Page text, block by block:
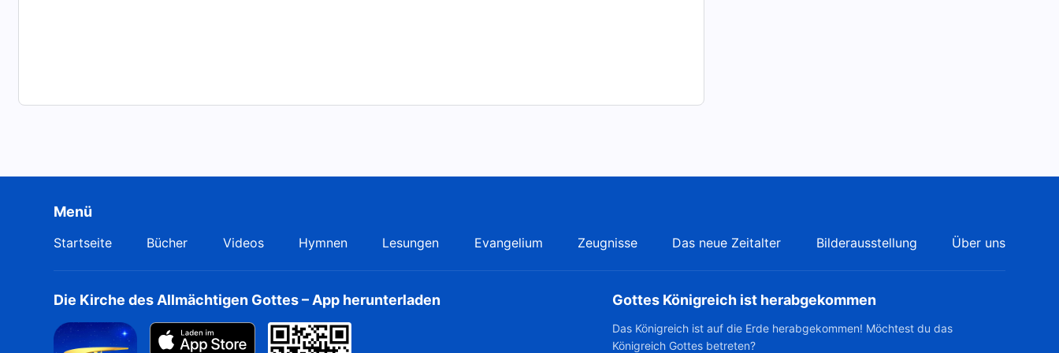
Menü
Startseite Bücher Videos Hymnen Lesungen Evangelium Zeugnisse Das neue Zeitalter Bilderausstellung Über uns
Die Kirche des Allmächtigen Gottes – App herunterladen Gottes Königreich ist herabgekommen
Das Königreich ist auf die Erde herabgekommen! Möchtest du das
Königreich Gottes betreten?